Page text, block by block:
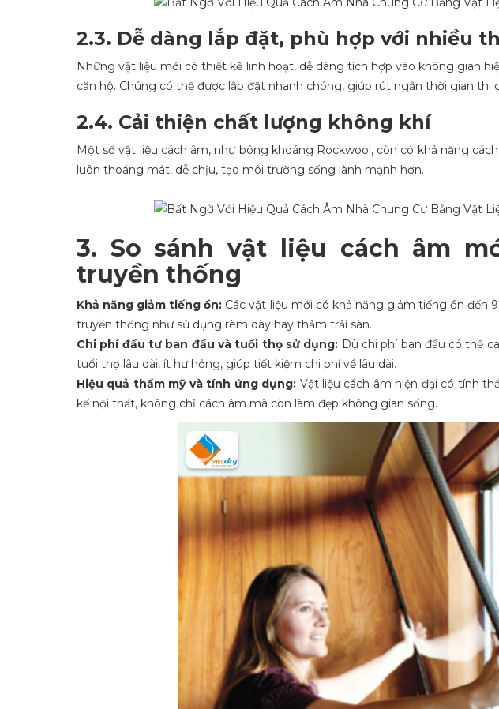
2.3. Dễ dàng lắp đặt, phù hợp với nhiều
Những vật liệu mới có thiết kế linh hoạt, dễ dàng tích hợp vào không gian
căn hộ. Chúng có thể được lắp đặt nhanh chóng, giúp rút ngắn thời gian thi
2.4. Cải thiện chất lượng không khí
Một số vật liệu cách âm, như bông khoáng Rockwool, còn có khả năng
luôn thoáng mát, dễ chịu, tạo môi trường sống lành mạnh hơn.
3. So sánh vật liệu cách âm
truyền thống
Khả năng giảm tiếng ồn: Các vật liệu mới có khả năng giảm tiếng ồn đến
truyền thống như sử dụng rèm dày hay thảm trải sàn.
Chi phí đầu tư ban đầu và tuổi thọ sử dụng: Dù chi phí ban đầu có thể
tuổi thọ lâu dài, ít hư hỏng, giúp tiết kiệm chi phí về lâu dài.
Hiệu quả thẩm mỹ và tính ứng dụng: Vật liệu cách âm hiện đại có tính
kế nội thất, không chỉ cách âm mà còn làm đẹp không gian sống.